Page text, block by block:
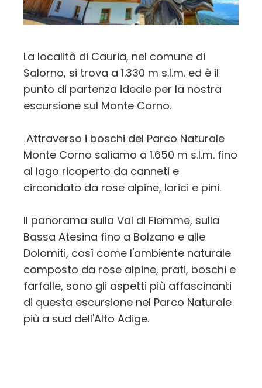
La località di Cauria, nel comune di
Salorno, si trova a 1.330 m s.l.m. ed è il
punto di partenza ideale per la nostra
escursione sul Monte Corno.
Attraverso i boschi del Parco Naturale
Monte Corno saliamo a 1.650 m s.l.m. fino
al lago ricoperto da canneti e
circondato da rose alpine, larici e pini.
Il panorama sulla Val di Fiemme, sulla
Bassa Atesina fino a Bolzano e alle
Dolomiti, così come l'ambiente naturale
composto da rose alpine, prati, boschi e
farfalle, sono gli aspetti più affascinanti
di questa escursione nel Parco Naturale
più a sud dell'Alto Adige.